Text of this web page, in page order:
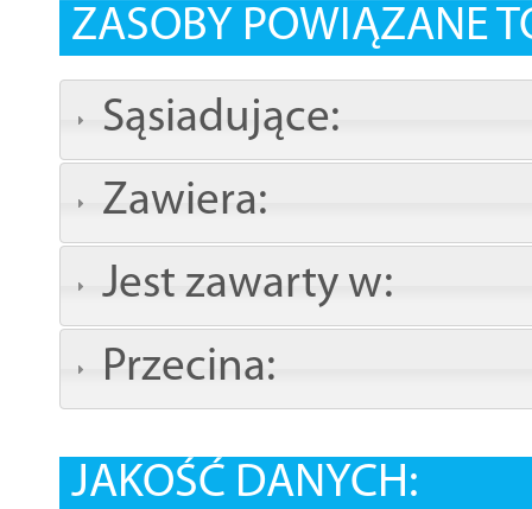
ZASOBY POWIĄZANE
Sąsiadujące:
Zawiera:
Jest zawarty w:
Przecina:
JAKOŚĆ DANYCH: